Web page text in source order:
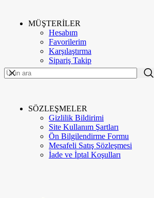
MÜŞTERİLER
Hesabım
Favorilerim
Karşılaştırma
Sipariş Takip
SÖZLEŞMELER
Gizlilik Bildirimi
Site Kullanım Şartları
Ön Bilgilendirme Formu
Mesafeli Satış Sözleşmesi
İade ve İptal Koşulları
ME'VA GÜMÜŞ VE TAKI
TİCARET UYGULAMALARI.
Kurumsal
Hakkımızda
İletişim
Google Değerlendirme
Meva Instagram